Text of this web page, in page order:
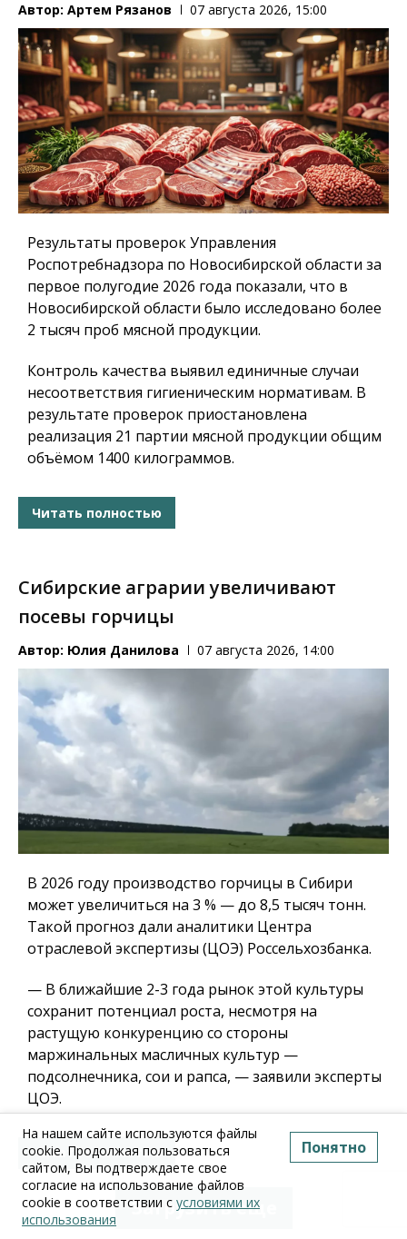
Автор: Артем Рязанов 07 августа 2026, 15:00
Результаты проверок Управления
Роспотребнадзора по Новосибирской области за
первое полугодие 2026 года показали, что в
Новосибирской области было исследовано более
2 тысяч проб мясной продукции.
Контроль качества выявил единичные случаи
несоответствия гигиеническим нормативам. В
результате проверок приостановлена
реализация 21 партии мясной продукции общим
объёмом 1400 килограммов.
Читать полностью
Сибирские аграрии увеличивают
посевы горчицы
Автор: Юлия Данилова 07 августа 2026, 14:00
В 2026 году производство горчицы в Сибири
может увеличиться на 3 % — до 8,5 тысяч тонн.
Такой прогноз дали аналитики Центра
отраслевой экспертизы (ЦОЭ) Россельхозбанка.
— В ближайшие 2-3 года рынок этой культуры
сохранит потенциал роста, несмотря на
растущую конкуренцию со стороны
маржинальных масличных культур —
подсолнечника, сои и рапса, — заявили эксперты
ЦОЭ.
Читать полностью
Загрузить еще
На нашем сайте используются файлы
cookie. Продолжая пользоваться
сайтом, Вы подтверждаете свое
согласие на использование файлов
cookie в соответствии с условиями их
использования
Понятно